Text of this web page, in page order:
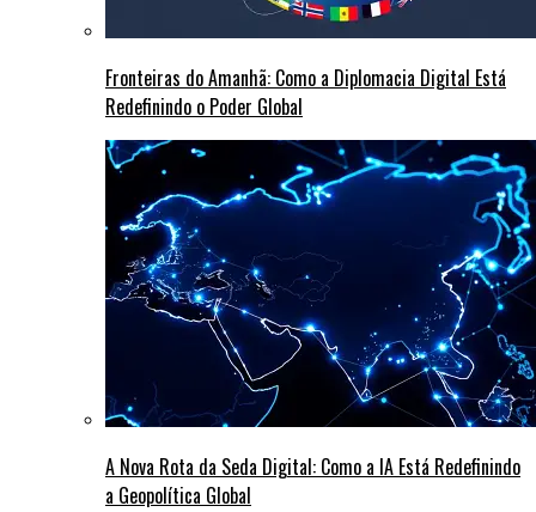
Fronteiras do Amanhã: Como a Diplomacia Digital Está
Redefinindo o Poder Global
A Nova Rota da Seda Digital: Como a IA Está Redefinindo
a Geopolítica Global